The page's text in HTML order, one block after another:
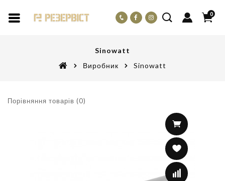
0
Sinowatt
Виробник
Sinowatt
Порівняння товарів (0)